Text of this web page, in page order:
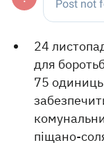
24
для
75 одиниць
піщано-